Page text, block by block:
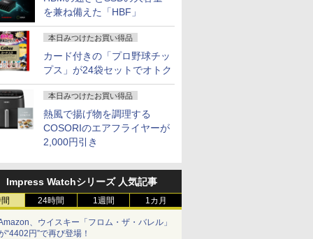
を兼ね備えた「HBF」
本日みつけたお買い得品
カード付きの「プロ野球チッ
プス」が24袋セットでオトク
本日みつけたお買い得品
熱風で揚げ物を調理する
COSORIのエアフライヤーが
2,000円引き
Impress Watchシリーズ 人気記事
24時間 1週間 1カ月
、ウイスキー「フロム・ザ・バレル」
“4402円”で再び登場！